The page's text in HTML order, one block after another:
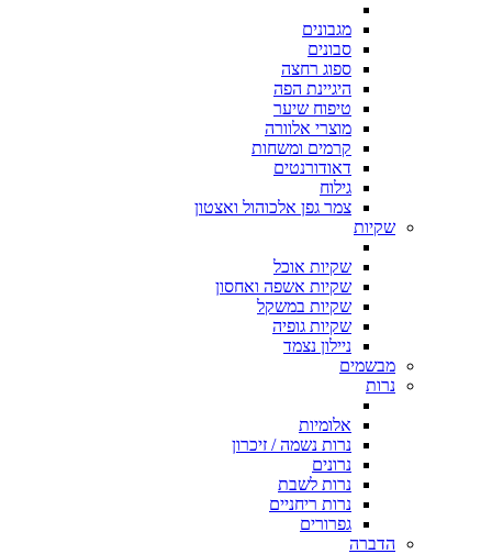
מגבונים
סבונים
ספוג רחצה
היגיינת הפה
טיפוח שיער
מוצרי אלוורה
קרמים ומשחות
דאודורנטים
גילוח
צמר גפן אלכוהול ואצטון
שקיות
שקיות אוכל
שקיות אשפה ואחסון
שקיות במשקל
שקיות גופיה
ניילון נצמד
מבשמים
נרות
אלומיות
נרות נשמה / זיכרון
נרונים
נרות לשבת
נרות ריחניים
גפרורים
הדברה